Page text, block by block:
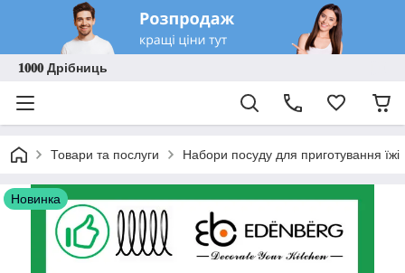
𝟏𝟎𝟎𝟎 Дрібниць
Товари та послуги Набори посуду для приготування їжі
Новинка